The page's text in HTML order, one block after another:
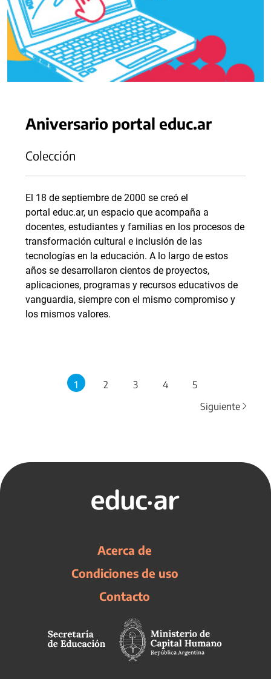
Aniversario portal educ.ar
Colección
El 18 de septiembre de 2000 se creó el
portal educ.ar, un espacio que acompaña a
docentes, estudiantes y familias en los procesos de
transformación cultural e inclusión de las
tecnologías en la educación. A lo largo de estos
años se desarrollaron cientos de proyectos,
aplicaciones, programas y recursos educativos de
vanguardia, siempre con el mismo compromiso y
los mismos valores.
1 2 3 4
5
Siguiente
Acerca de
Condiciones de uso
Contacto